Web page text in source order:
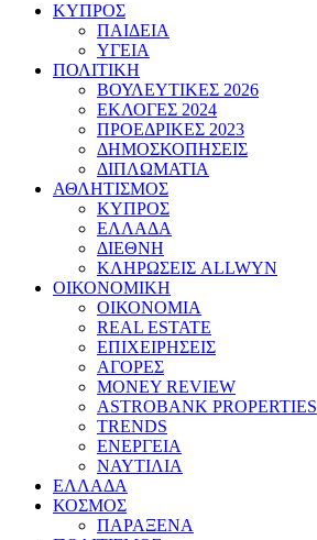
ΚΥΠΡΟΣ
ΠΑΙΔΕΙΑ
ΥΓΕΙΑ
ΠΟΛΙΤΙΚΗ
ΒΟΥΛΕΥΤΙΚΕΣ 2026
ΕΚΛΟΓΕΣ 2024
ΠΡΟΕΔΡΙΚΕΣ 2023
ΔΗΜΟΣΚΟΠΗΣΕΙΣ
ΔΙΠΛΩΜΑΤΙΑ
ΑΘΛΗΤΙΣΜΟΣ
ΚΥΠΡΟΣ
ΕΛΛΑΔΑ
ΔΙΕΘΝΗ
ΚΛΗΡΩΣΕΙΣ ALLWYN
ΟΙΚΟΝΟΜΙΚΗ
ΟΙΚΟΝΟΜΙΑ
REAL ESTATE
ΕΠΙΧΕΙΡΗΣΕΙΣ
ΑΓΟΡΕΣ
MONEY REVIEW
ASTROBANK PROPERTIES
TRENDS
ΕΝΕΡΓΕΙΑ
ΝΑΥΤΙΛΙΑ
ΕΛΛΑΔΑ
ΚΟΣΜΟΣ
ΠΑΡΑΞΕΝΑ